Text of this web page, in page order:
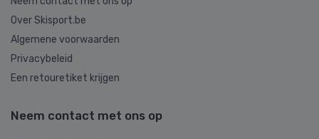
Over Skisport.be
Algemene voorwaarden
Privacybeleid
Een retouretiket krijgen
Neem contact met ons op